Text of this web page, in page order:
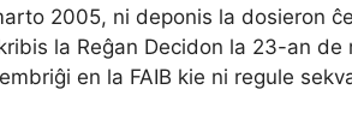
2005, ni deponis la dosieron
la Reĝan Decidon la 23-an de
en la FAIB kie ni regule